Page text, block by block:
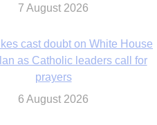
as Catholic leaders call for
6 August 2026
opens new seminary more
20 years in the making